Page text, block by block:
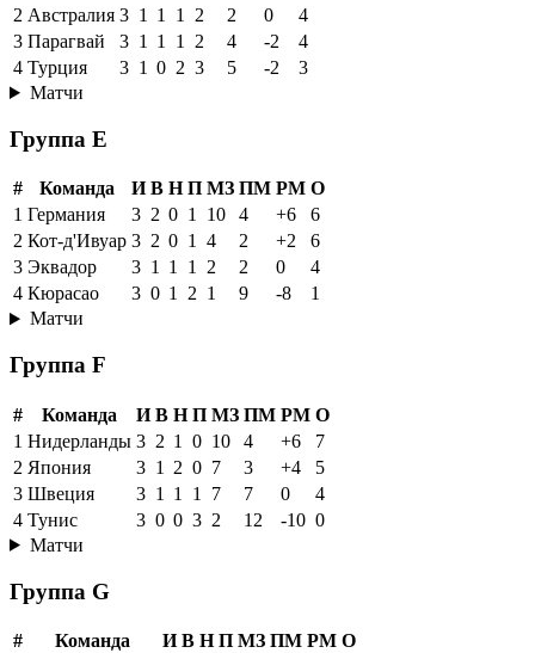
2 Австралия 3 1 1 1 2 2 0
4
3 Парагвай 3 1 1 1 2 4 -2
4
4 Турция 3 1 0 2 3 5 -2
3
Матчи
Группа E
# Команда И В Н П МЗ ПМ РМ О
1 Германия 3 2 0 1 10 4 +6
6
2 Кот-д'Ивуар 3 2 0 1 4 2 +2
6
3 Эквадор 3 1 1 1 2 2 0
4
4 Кюрасао 3 0 1 2 1 9 -8
1
Матчи
Группа F
# Команда И В Н П МЗ ПМ РМ О
1 Нидерланды 3 2 1 0 10 4 +6
7
2 Япония 3 1 2 0 7 3 +4
5
3 Швеция 3 1 1 1 7 7 0
4
4 Тунис 3 0 0 3 2 12 -10 0
Матчи
Группа G
# Команда И В Н П МЗ ПМ РМ О